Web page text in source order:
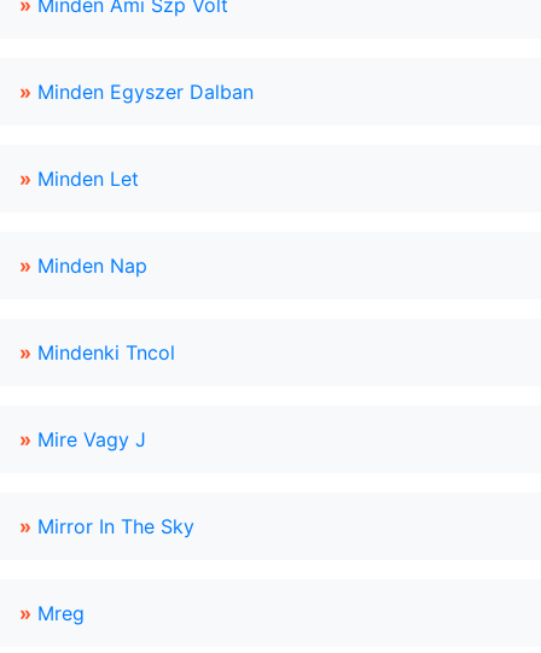
» Minden Ami Szp Volt
» Minden Egyszer Dalban
» Minden Let
» Minden Nap
» Mindenki Tncol
» Mire Vagy J
» Mirror In The Sky
» Mreg